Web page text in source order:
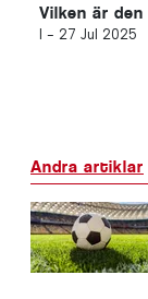
Vilken är
I - 27 Jul 2025
Andra artiklar